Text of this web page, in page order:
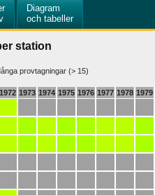
Diagram
och tabeller
station
provtagningar (> 15)
1972 1973 1974 1975 1976 1977 1978 1979